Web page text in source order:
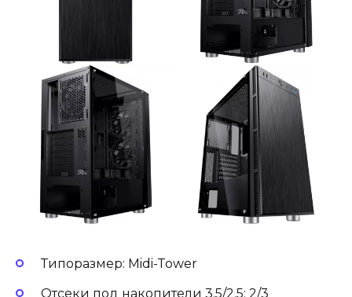
Типоразмер: Midi-Tower
Отсеки под накопители 3.5/2.5: 2/3